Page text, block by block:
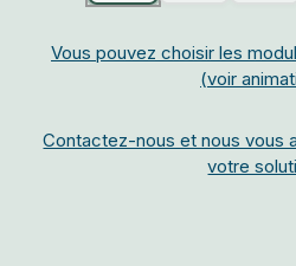
Vous pouvez choisir les
(voir
Contactez-nous et nous vous
votre